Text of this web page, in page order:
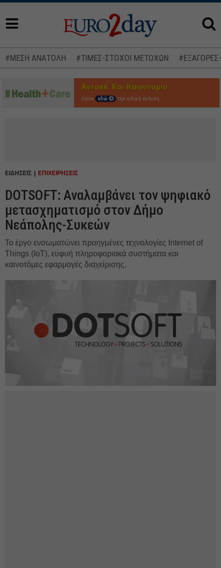
#ΜΕΣΗ ΑΝΑΤΟΛΗ #ΤΙΜΕΣ-ΣΤΟΧΟΙ ΜΕΤΟΧΩΝ
Δείτε εδώ την ειδική έκδοση
ΕΙΔΗΣΕΙΣ ΕΠΙΧΕΙΡΗΣΕΙΣ
DOTSOFT: Αναλαμβάνει τον ψηφιακό
μετασχηματισμό στον Δήμο
Νεάπολης-Συκεών
Το έργο ενσωματώνει προηγμένες τεχνολογίες Internet of
Things (IoT), ευφυή πληροφοριακά συστήματα και
καινοτόμες εφαρμογές διαχείρισης.